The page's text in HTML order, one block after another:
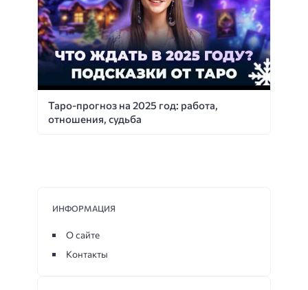
Таро-прогноз на 2025 год: работа,
отношения, судьба
ИНФОРМАЦИЯ
О сайте
Контакты